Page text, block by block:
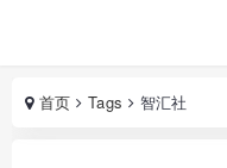
首页 Tags 智汇社